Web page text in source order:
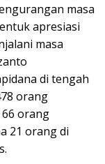
masa
apresiasi
masa
di tengah
orang
orang
21 orang di